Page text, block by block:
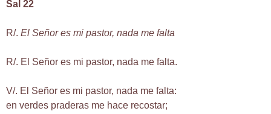
Sal 22
R/. El Señor es mi pastor, nada me falta
R/. El Señor es mi pastor, nada me falta.
V/. El Señor es mi pastor, nada me falta:
en verdes praderas me hace recostar;